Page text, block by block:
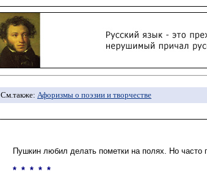
См.также: Афоризмы о поэзии и творчестве
Пушкин любил делать пометки на полях. Но часто
* * * * *